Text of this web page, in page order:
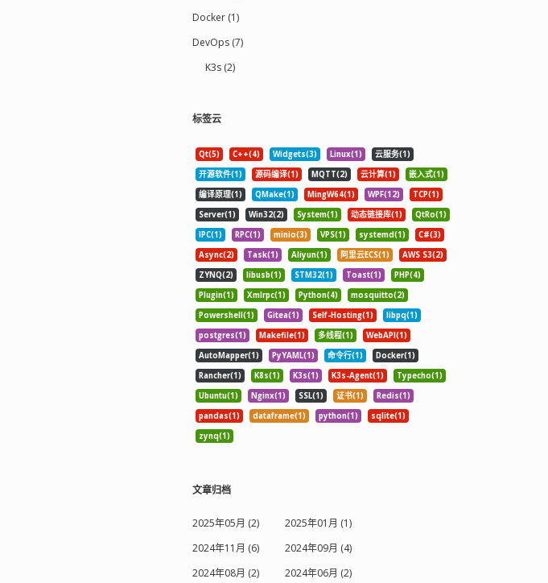
Docker (1)
DevOps (7)
K3s (2)
标签云
Qt(5) C++(4) Widgets(3) Linux(1)
云服务(1)
开源软件(1)
源码编译(1) MQTT(2) 云计算(1)
嵌入式(1)
编译原理(1)
QMake(1) MingW64(1) WPF(12)
TCP(1)
Server(1)
Win32(2) System(1) 动态链接库(1)
QtRo(1)
IPC(1)
RPC(1) minio(3) VPS(1) systemd(1)
C#(3)
Async(2)
Task(1) Aliyun(1) 阿里云ECS(1)
AWS S3(2)
ZYNQ(2)
libusb(1) STM32(1) Toast(1)
PHP(4)
Plugin(1)
Xmlrpc(1) Python(4)
mosquitto(2)
Powershell(1)
Gitea(1) Self-Hosting(1)
libpq(1)
postgres(1)
Makefile(1) 多线程(1)
WebAPI(1)
AutoMapper(1)
PyYAML(1) 命令行(1)
Docker(1)
Rancher(1)
K8s(1) K3s(1) K3s-Agent(1)
Typecho(1)
Ubuntu(1)
Nginx(1) SSL(1) 证书(1)
Redis(1)
pandas(1)
dataframe(1) python(1)
sqlite(1)
zynq(1)
文章归档
2025年05月 (2)
2025年01月 (1)
2024年11月 (6)
2024年09月 (4)
2024年08月 (2)
2024年06月 (2)